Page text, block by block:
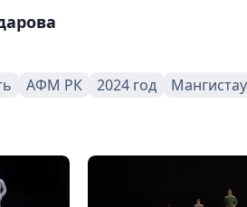
АФМ РК 2024 год Мангистау